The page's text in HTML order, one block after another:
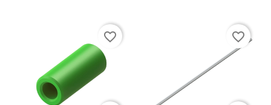
favorite_border favorite_border